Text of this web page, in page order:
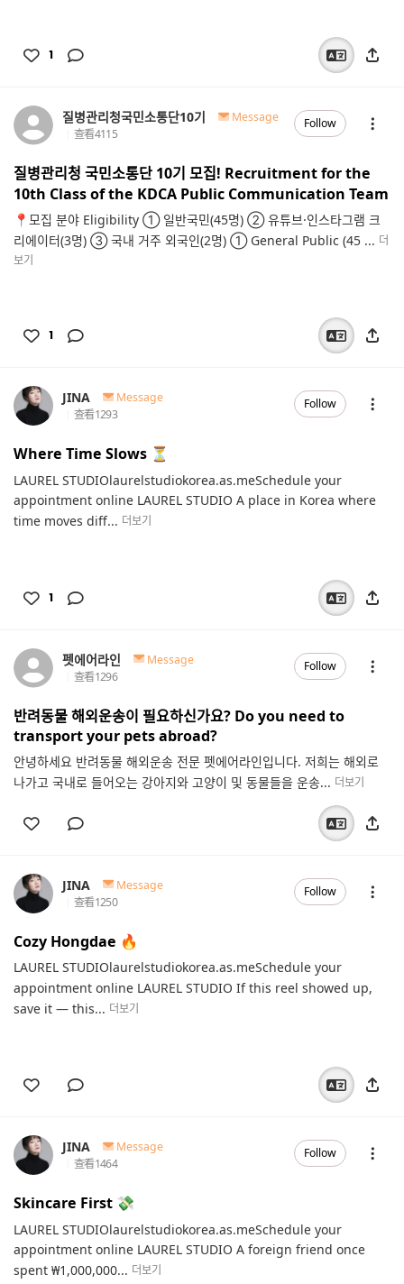
1
질병관리청국민소통단10기
Message
查看4115
Follow
질병관리청 국민소통단 10기 모집! Recruitment for the
10th Class of the KDCA Public Communication Team
📍모집 분야 Eligibility ① 일반국민(45명) ② 유튜브·인스타그램 크
리에이터(3명) ③ 국내 거주 외국인(2명) ① General Public (45 ... 더
보기
1
JINA
Message
查看1293
Follow
Where Time Slows ⏳️
LAUREL STUDIOlaurelstudiokorea.as.meSchedule your
appointment online LAUREL STUDIO A place in Korea where
time moves diff... 더보기
1
펫에어라인
Message
查看1296
Follow
반려동물 해외운송이 필요하신가요? Do you need to
transport your pets abroad?
안녕하세요 반려동물 해외운송 전문 펫에어라인입니다. 저희는 해외로
나가고 국내로 들어오는 강아지와 고양이 및 동물들을 운송... 더보기
JINA
Message
查看1250
Follow
Cozy Hongdae 🔥
LAUREL STUDIOlaurelstudiokorea.as.meSchedule your
appointment online LAUREL STUDIO If this reel showed up,
save it — this... 더보기
JINA
Message
查看1464
Follow
Skincare First 💸
LAUREL STUDIOlaurelstudiokorea.as.meSchedule your
appointment online LAUREL STUDIO A foreign friend once
spent ₩1,000,000... 더보기